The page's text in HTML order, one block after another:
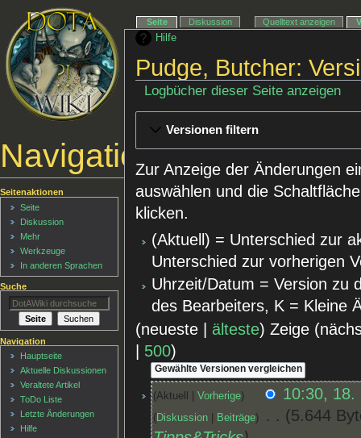
Hilfe
Pudge, Butcher:
Logbücher dieser Seite anzeigen
Versionen filtern
Zur Anzeige der Änderungen
auswählen und die
klicken.
(Aktuell) = Unterschied zur
Unterschied zur vorherigen
Uhrzeit/Datum = Version zu
des Bearbeiters, K = Kleine
(neueste | älteste) Zeige
| 500)
Aktuell Vorherige 10:30, 18.
Diskussion Beiträge
5.644
Navigationsmenü
Seite Diskussion Quelltext anzeigen
Seitenaktionen
Seite
Diskussion
Mehr
Werkzeuge
In anderen Sprachen
Suche
Navigation
Hauptseite
Aktuelle Diskussionen
Veraltete Artikel
ToDo Liste
Letzte Änderungen
Hilfe